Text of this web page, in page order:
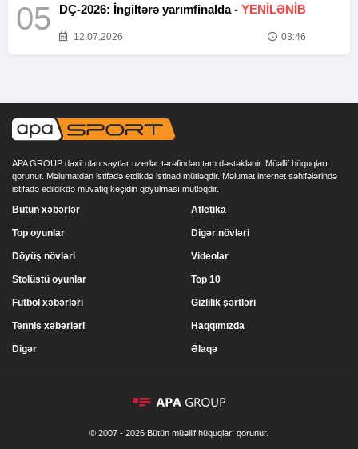
05 DÇ-2026: İngiltərə yarımfinalda - YENİLƏNİB
12.07.2026 03:46
APA GROUP daxil olan saytlar uzerlər tərəfindən tam dəstəklənir. Müəllif hüquqları
qorunur. Məlumatdan istifadə etdikdə istinad mütləqdir. Məlumat internet səhifələrində
istifadə edildikdə müvafiq keçidin qoyulması mütləqdir.
Bütün xəbərlər
Top oyunlar
Döyüş növləri
Stolüstü oyunlar
Atletika
Digər növləri
Videolar
Top 10
Futbol xəbərləri
Tennis xəbərləri
Digər
Gizlilik şərtləri
Haqqımızda
Əlaqə
© 2007 - 2026 Bütün müəllif hüquqları qorunur.